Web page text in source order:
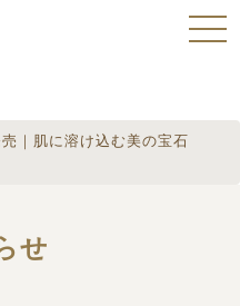
売｜肌に溶け込む美の宝石
せ